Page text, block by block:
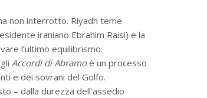
non interrotto. Riyadh teme
iraniano Ebrahim Raisi) e la
l’ultimo equilibrismo:
Accordi di Abramoè un processo
e dei sovrani del Golfo.
– dalla durezza dell’assedio